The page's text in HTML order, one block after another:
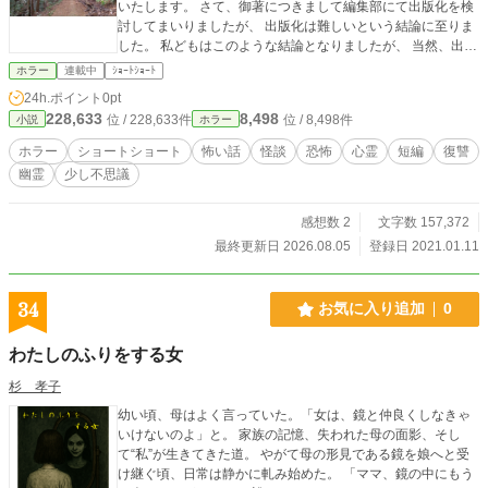
いたします。 さて、御著につきまして編集部にて出版化を検
討してまいりましたが、 出版化は難しいという結論に至りま
した。 私どもはこのような結論となりましたが、 当然、出版
社により見解は異なります。 是非、他の出版社などに挑戦さ
れ、 「怪異の忘れ物」の出版化を 実現されることをお祈りし
ております。 以上ご連絡申し上げます。 アルファポリス編集
部 というお返事をいただいたので、本作品は、一気に全削除
はしませんが、ある程度別の投稿サイトに移行しました。 w
ww.youtube.com/@sinzikimata 私、俺、どこかの誰かが体験
する怪奇なお話。バットエンド多め。少し不思議な物語もあ
ていた「大人が楽しむ朗読会」の怪し会みたいに、自分の作
品を声優さんに朗読してもらうのが夢。
ホラー 連載中 ｼｮｰﾄｼｮｰﾄ
24h.ポイント 0pt
小説 228,633 位 / 228,633件 ホラー 8,498 位 / 8,498件
ホラー ショートショート 怖い話 怪談 恐怖 心霊 短編
復讐
幽霊
少し不思議
感想数 2
文字数 157,372
最終更新日 2026.08.05
登録日 2021.01.11
34 お気に入り追加 0
わたしのふりをする女
杉 孝子
幼い頃、母はよく言っていた。「女は、鏡と仲良くしなきゃ
いけないのよ」と。 家族の記憶、失われた母の面影、そし
て“私”が生きてきた道。 やがて母の形見である鏡を娘へと受
け継ぐ頃、日常は静かに軋み始めた。 「ママ、鏡の中にもう